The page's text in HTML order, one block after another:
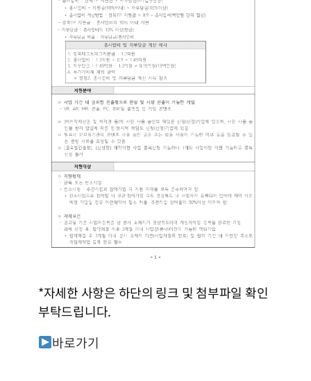
*자세한 사항은 하단의 링크 및 첨부파일 확인
부탁드립니다.
바로가기